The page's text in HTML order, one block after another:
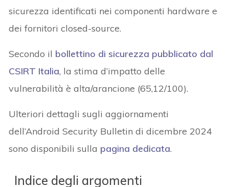
sicurezza identificati nei componenti hardware e
dei fornitori closed-source.
Secondo il bollettino di sicurezza pubblicato dal
CSIRT Italia, la stima d’impatto delle
vulnerabilità è alta/arancione (65,12/100).
Ulteriori dettagli sugli aggiornamenti
dell’Android Security Bulletin di dicembre 2024
sono disponibili sulla pagina dedicata.
Indice degli argomenti